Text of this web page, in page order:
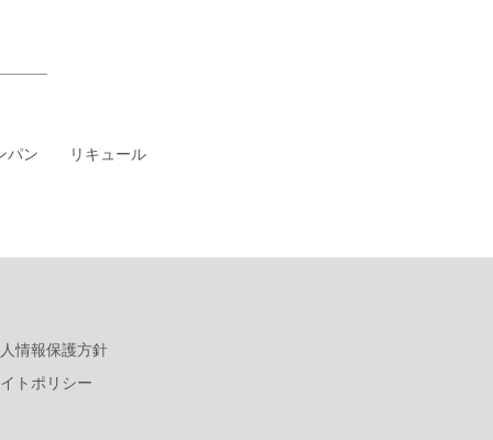
パン リキュール
情報保護方針
トポリシー